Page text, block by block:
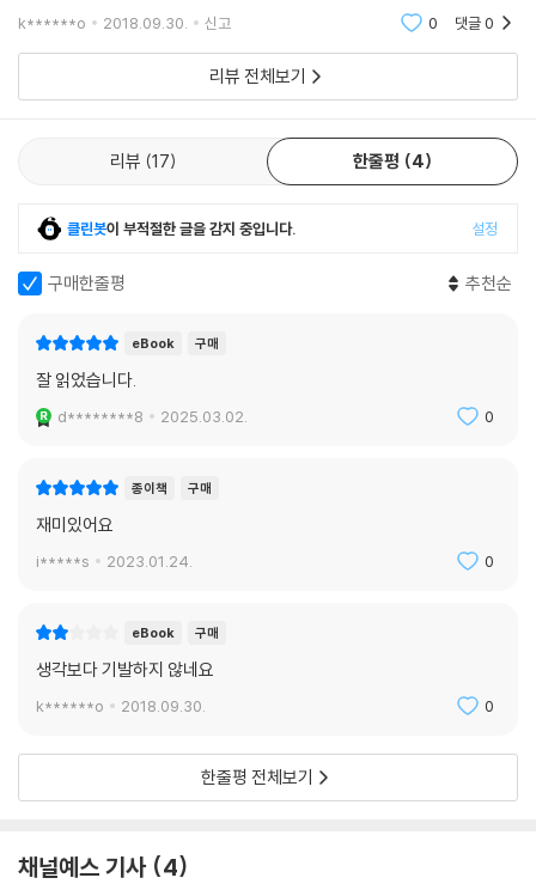
다. 내가 히어로에게 바라는 건 이런게 아니다. 호쾌하고 호방한 슈퍼히어
k******o 2018.09.30. 신고 0 댓글0
리뷰 전체보기
리뷰 17 한줄평 4
클린봇이 부적절한 글을 감지 중입니다. 설정
구매한줄평 추천순
eBook 구매
잘 읽었습니다.
d********8 2025.03.02. 0
종이책 구매
재미있어요
i*****s 2023.01.24. 0
eBook 구매
생각보다 기발하지 않네요
k******o 2018.09.30. 0
한줄평 전체보기
채널예스 기사 4